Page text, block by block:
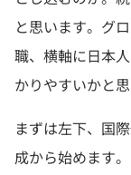
と思います。グ
職、横軸に日本
かりやすいかと思
まずは左下、国
成から始めます。